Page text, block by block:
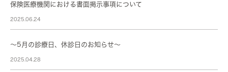
保険医療機関における書面掲示事項について
2025.06.24
～5月の診療日、休診日のお知らせ～
2025.04.28